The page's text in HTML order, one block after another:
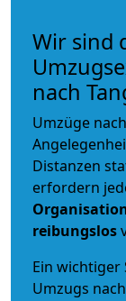
Wir sind
nach
Umzüge
Distanzen
erfordern
reibungslos
Ein
Umzugs